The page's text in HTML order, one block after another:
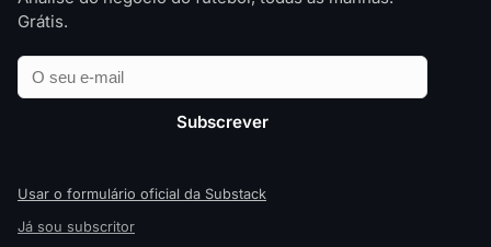
Grátis.
Email
Subscrever
Empresa
Usar o formulário oficial da Substack
Já sou subscritor
Tecnologia
Apostas Desportivas
Todas as categorias